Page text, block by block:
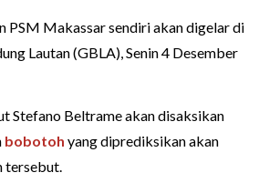
PSM Makassar sendiri akan digelar di
Lautan (GBLA), Senin 4 Desember
Stefano Beltrame akan disaksikan
bobotoh yang diprediksikan akan
tersebut.